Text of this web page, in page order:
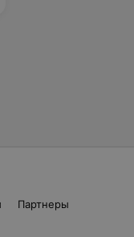
Партнеры